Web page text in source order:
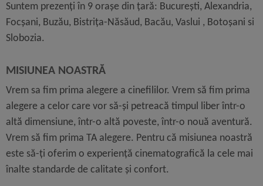
Suntem prezenți în 9 orașe din țară: București, Alexandria,
Focșani, Buzău, Bistrița-Năsăud, Bacău, Vaslui , Botoșani si
Slobozia.
MISIUNEA NOASTRĂ
Vrem sa fim prima alegere a cinefililor. Vrem să fim prima
alegere a celor care vor să-și petreacă timpul liber într-o
altă dimensiune, într-o altă poveste, într-o nouă aventură.
Vrem să fim prima TA alegere. Pentru că misiunea noastră
este să-ți oferim o experiență cinematografică la cele mai
înalte standarde de calitate și confort.